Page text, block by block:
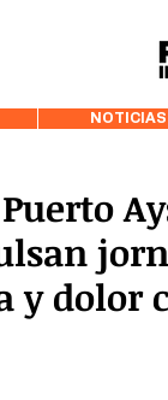
NOTICIAS
y dolor